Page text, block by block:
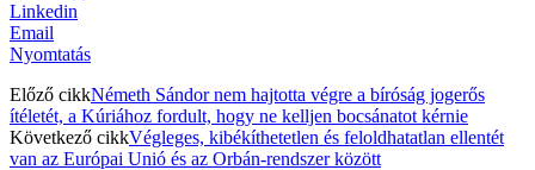
Linkedin
Email
Nyomtatás
Előző cikkNémeth Sándor nem hajtotta végre a bíróság jogerős
ítéletét, a Kúriához fordult, hogy ne kelljen bocsánatot kérnie
Következő cikkVégleges, kibékíthetetlen és feloldhatatlan ellentét
van az Európai Unió és az Orbán-rendszer között